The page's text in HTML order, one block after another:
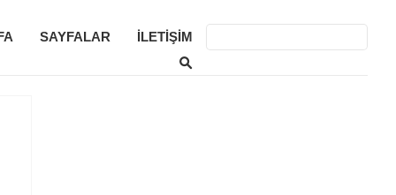
SAYFALAR İLETIŞIM